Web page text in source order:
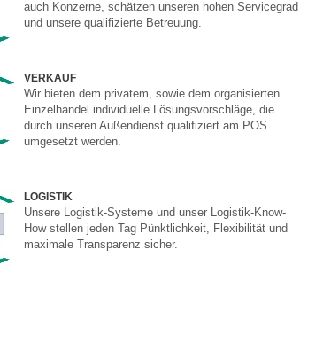
auch Konzerne, schätzen unseren hohen Servicegrad
und unsere qualifizierte Betreuung.
VERKAUF
Wir bieten dem privatem, sowie dem organisierten
Einzelhandel individuelle Lösungsvorschläge, die
durch unseren Außendienst qualifiziert am POS
umgesetzt werden.
LOGISTIK
Unsere Logistik-Systeme und unser Logistik-Know-
How stellen jeden Tag Pünktlichkeit, Flexibilität und
maximale Transparenz sicher.